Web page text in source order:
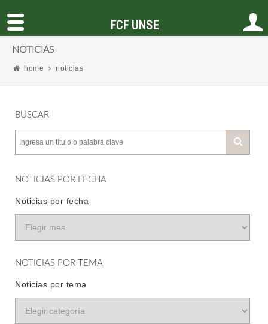
NOTICIAS
home noticias
BUSCAR
NOTICIAS POR FECHA
Noticias por fecha
NOTICIAS POR TEMA
Noticias por tema
FCF UNSE